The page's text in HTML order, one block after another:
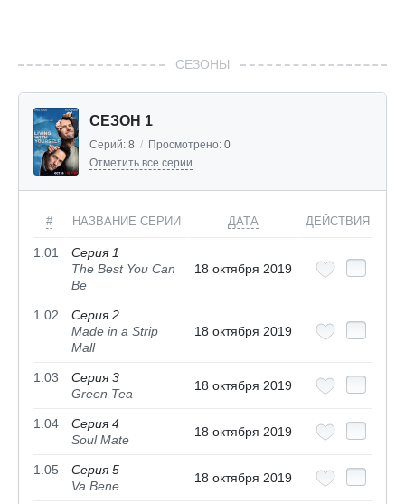
СЕЗОНЫ
СЕЗОН 1
Серий: 8 / Просмотрено: 0
Отметить все серии
# НАЗВАНИЕ СЕРИИ ДАТА ДЕЙСТВИЯ
1.01
Серия 1
The Best You Can
Be
18 октября 2019
1.02
Серия 2
Made in a Strip
Mall
18 октября 2019
1.03
Серия 3
Green Tea
18 октября 2019
1.04
Серия 4
Soul Mate
18 октября 2019
1.05
Серия 5
Va Bene
18 октября 2019